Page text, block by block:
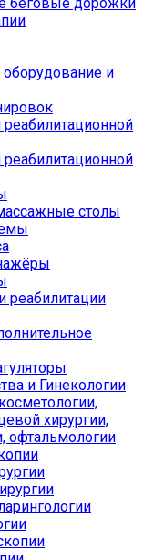
и
столы
реабилитации
и Гинекологии
хирургии,
офтальмологии